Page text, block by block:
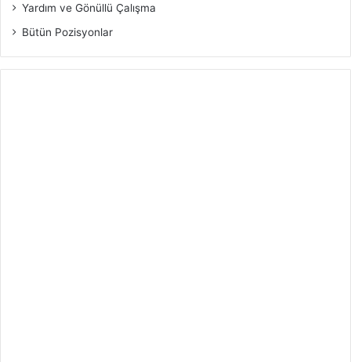
Yardım ve Gönüllü Çalışma
Bütün Pozisyonlar